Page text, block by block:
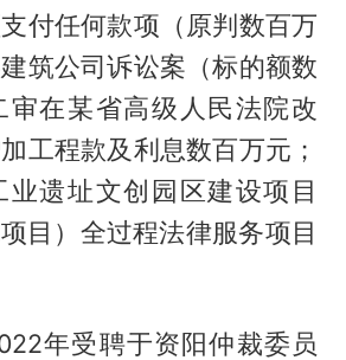
付任何款项（原判数百万
筑公司诉讼案（标的额数
审在某省高级人民法院改
工程款及利息数百万元；
业遗址文创园区建设项目
项目）全过程法律服务项目
年受聘于资阳仲裁委员